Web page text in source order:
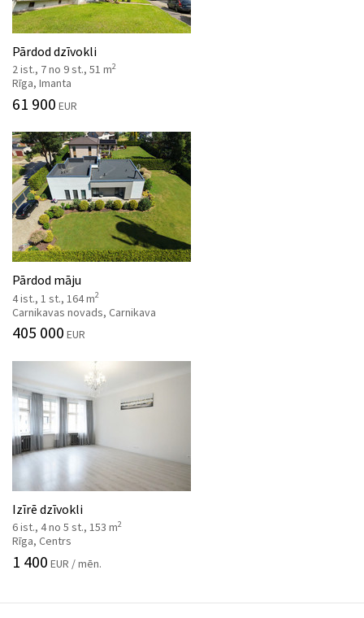
Pārdod dzīvokli
2 ist., 7 no 9 st., 51 m2
Rīga, Imanta
61 900 EUR
Pārdod māju
4 ist., 1 st., 164 m2
Carnikavas novads, Carnikava
405 000 EUR
Izīrē dzīvokli
6 ist., 4 no 5 st., 153 m2
Rīga, Centrs
1 400 EUR / mēn.